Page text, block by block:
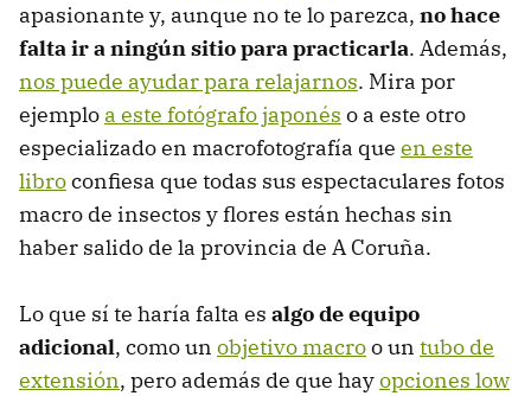
apasionante y, aunque no te lo parezca, no hace
falta ir a ningún sitio para practicarla. Además,
nos puede ayudar para relajarnos. Mira por
ejemplo a este fotógrafo japonés o a este otro
especializado en macrofotografía que en este
libroconfiesa que todas sus espectaculares fotos
macro de insectos y flores están hechas sin
haber salido de la provincia de A Coruña.
Lo que sí te haría falta es algo de equipo
adicional, como un objetivo macroo un tubo de
extensión, pero además de que hayopciones low